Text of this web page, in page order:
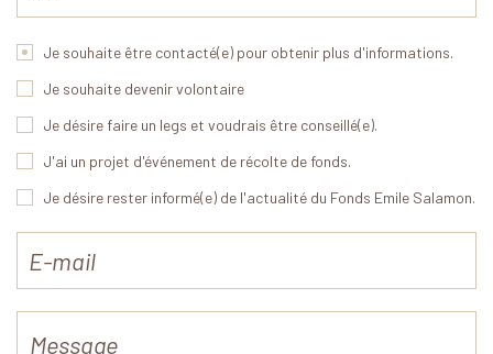
Je souhaite être contacté(e) pour obtenir plus d'informations.
Je souhaite devenir volontaire
Je désire faire un legs et voudrais être conseillé(e).
J'ai un projet d'événement de récolte de fonds.
Je désire rester informé(e) de l'actualité du Fonds Emile Salamon.